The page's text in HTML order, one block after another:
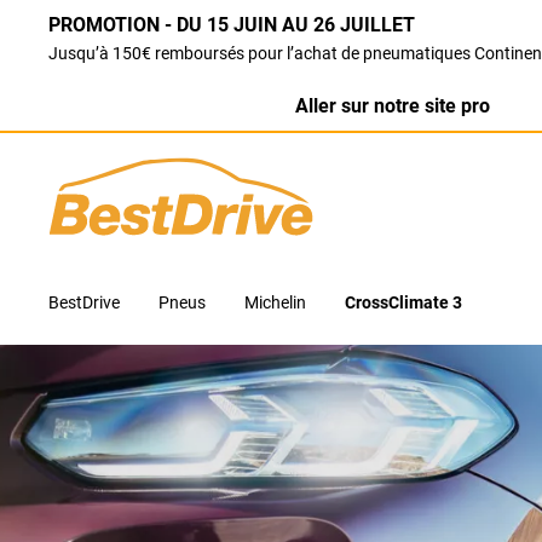
PROMOTION - DU 15 JUIN AU 26 JUILLET
Jusqu’à 150€ remboursés pour l’achat de pneumatiques
Aller sur notre site pro
BestDrive Pneus Michelin CrossClimate 3